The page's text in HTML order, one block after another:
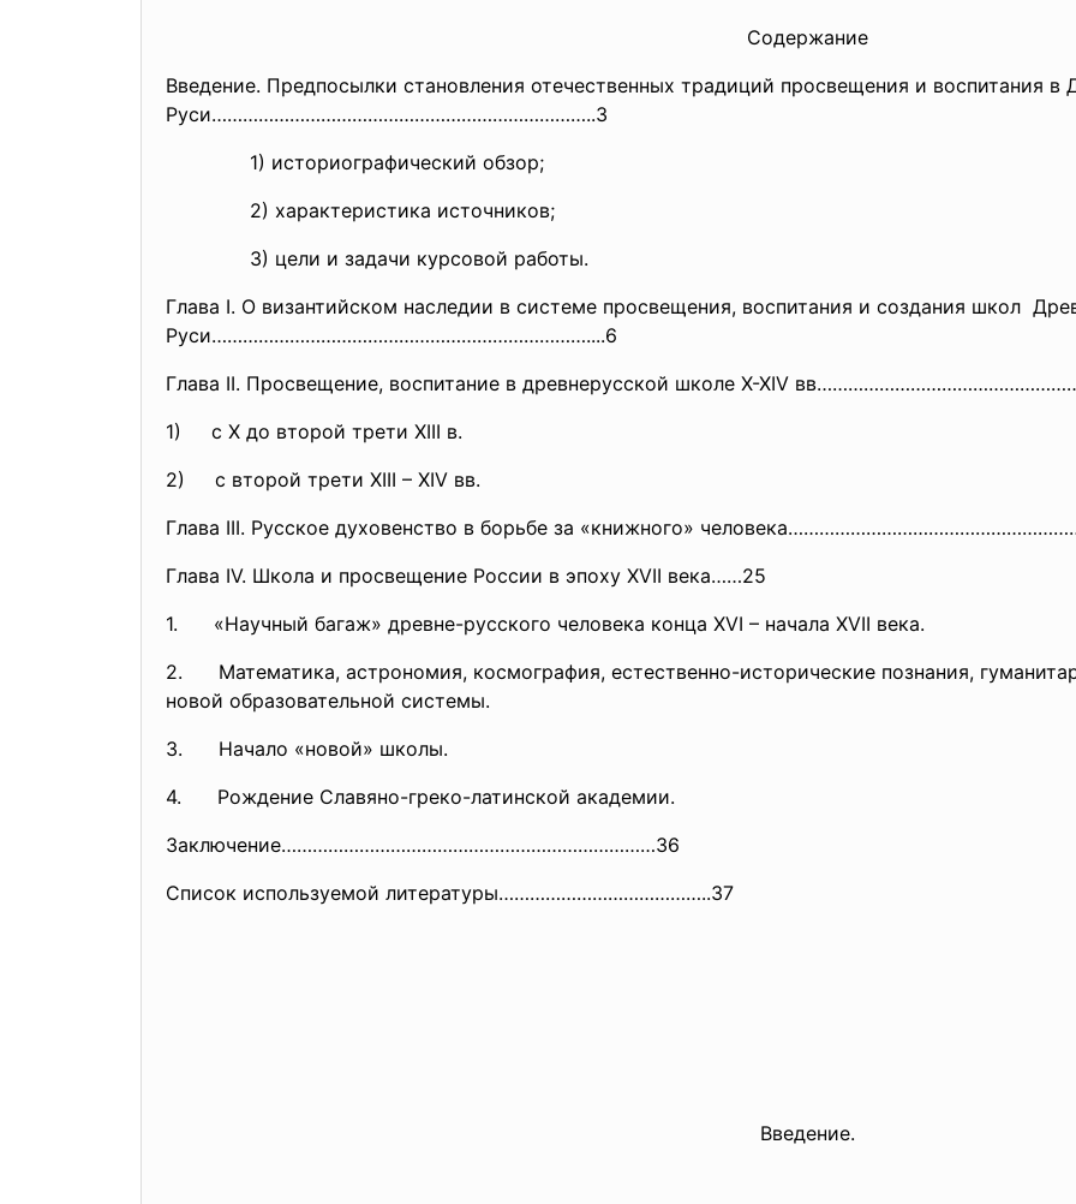
Содержание
Введение. Предпосылки становления отечественных традиций просвещения и воспитания в
Руси………………………………………………………………..3
1) историографический обзор;
2) характеристика источников;
3) цели и задачи курсовой работы.
Глава I. О византийском наследии в системе просвещения, воспитания и создания школ
Руси………………………………………………………………....6
Глава II. Просвещение, воспитание в древнерусской школе X-XIV
1) с X до второй трети XIII в.
2) с второй трети XIII – XIV вв.
Глава III. Русское духовенство в борьбе за «книжного»
Глава IV. Школа и просвещение России в эпоху XVII века……25
1. «Научный багаж» древне-русского человека конца XVI – начала XVII века.
2. Математика, астрономия, космография, естественно-исторические познания,
новой образовательной системы.
3. Начало «новой» школы.
4. Рождение Славяно-греко-латинской академии.
Заключение………………………………………………………………36
Список используемой литературы…………………………………..37
Введение.